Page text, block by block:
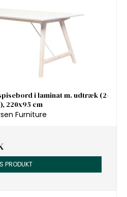
i laminat m. udtræk (2-
220x95 cm
Furniture
PRODUKT